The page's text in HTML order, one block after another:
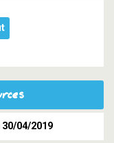
04/2019